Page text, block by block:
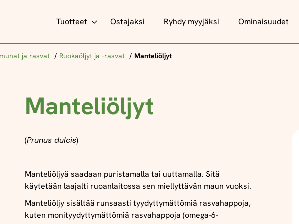
Tuotteet Ostajaksi Ryhdy myyjäksi Ominaisuudet
ja rasvat Ruokaöljyt ja -rasvat Manteliöljyt
Manteliöljyt
(Prunus dulcis)
Manteliöljyä saadaan puristamalla tai uuttamalla. Sitä
käytetään laajalti ruoanlaitossa sen miellyttävän maun vuoksi.
Manteliöljy sisältää runsaasti tyydyttymättömiä rasvahappoja,
kuten monityydyttymättömiä rasvahappoja (omega-6-